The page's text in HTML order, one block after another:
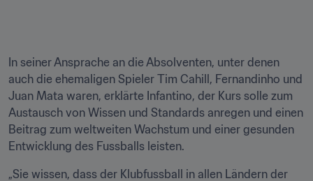
In seiner Ansprache an die Absolventen, unter denen
auch die ehemaligen Spieler Tim Cahill, Fernandinho und
Juan Mata waren, erklärte Infantino, der Kurs solle zum
Austausch von Wissen und Standards anregen und einen
Beitrag zum weltweiten Wachstum und einer gesunden
Entwicklung des Fussballs leisten.
„Sie wissen, dass der Klubfussball in allen Ländern der